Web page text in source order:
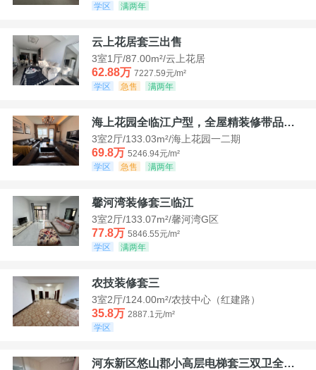
学区
满两年
云上花居套三出售
3室1厅/87.00m²/云上花居
62.88万 7227.59元/m²
学区
急售 满两年
海上花园全临江户型，全屋精装修带品牌家具家电，诚意出售！
3室2厅/133.03m²/海上花园一二期
69.8万 5246.94元/m²
学区
急售 满两年
馨河湾装修套三临江
3室2厅/133.07m²/馨河湾G区
77.8万 5846.55元/m²
学区
满两年
农技装修套三
3室2厅/124.00m²/农技中心（红建路）
35.8万 2887.1元/m²
学区
河东新区悠山郡小高层电梯套三双卫全装带家具家电